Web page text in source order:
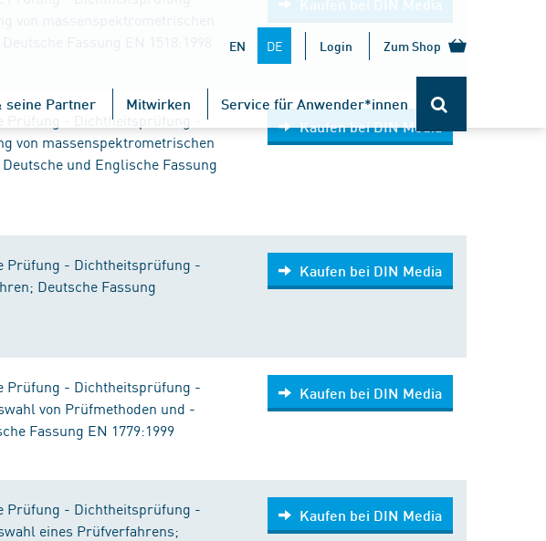
EN DE Login Zum Shop
seine Partner Mitwirken Service für Anwender*innen
Kaufen bei DIN Media
Prüfung - Dichtheitsprüfung -
von massenspektrometrischen
und Englische Fassung
Kaufen bei DIN Media
Prüfung - Dichtheitsprüfung -
Deutsche Fassung
Kaufen bei DIN Media
Prüfung - Dichtheitsprüfung -
von Prüfmethoden und -
Fassung EN 1779:1999
Kaufen bei DIN Media
Prüfung - Dichtheitsprüfung -
eines Prüfverfahrens;
Kaufen bei DIN Media